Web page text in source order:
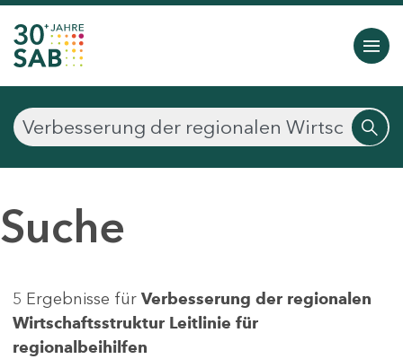
Suche
5 Ergebnisse für Verbesserung der regionalen
Wirtschaftsstruktur Leitlinie für
regionalbeihilfen